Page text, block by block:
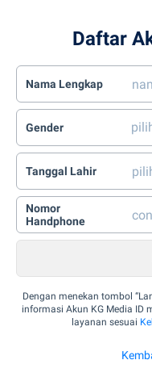
Daftar
Nama Lengkap
Gender
Tanggal Lahir
Nomor
Handphone
Dengan menekan tombol
informasi Akun KG Media ID
layanan sesuai